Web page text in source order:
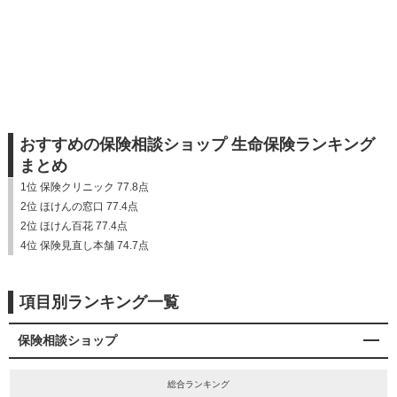
おすすめの保険相談ショップ 生命保険ランキング
まとめ
1位 保険クリニック 77.8点
2位 ほけんの窓口 77.4点
2位 ほけん百花 77.4点
4位 保険見直し本舗 74.7点
項目別ランキング一覧
保険相談ショップ
総合ランキング